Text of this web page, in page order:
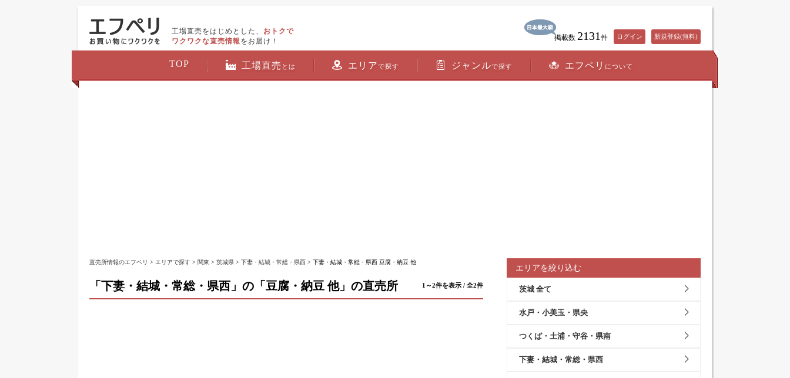
工場直売をはじめとした、 おトクで
ワクワクな直売情報 をお届け！ 掲載数 2131 件 ログイン 新規登録(無料)
TOP 工場直売 とは エリアで探す ジャンルで探す エフペリ について
直売所情報のエフペリ > エリアで探す > 関東 > 茨城県 > 下妻・結城・常総・県西 > 下妻・結城・常総・県西 豆腐・納豆 他
「下妻・結城・常総・県西」の「豆腐・納豆 他」の直売所 1～2件を表示 / 全2件
エリアを絞り込む
茨城 全て
水戸・小美玉・県央
つくば・土浦・守谷・県南
下妻・結城・常総・県西